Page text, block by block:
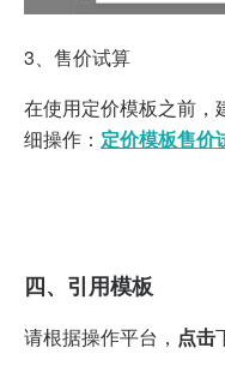
3、 售价试算
在使用定价模板之前，
细操作： 定价模板售价
四、 引用模板
请根据操作平台， 点击